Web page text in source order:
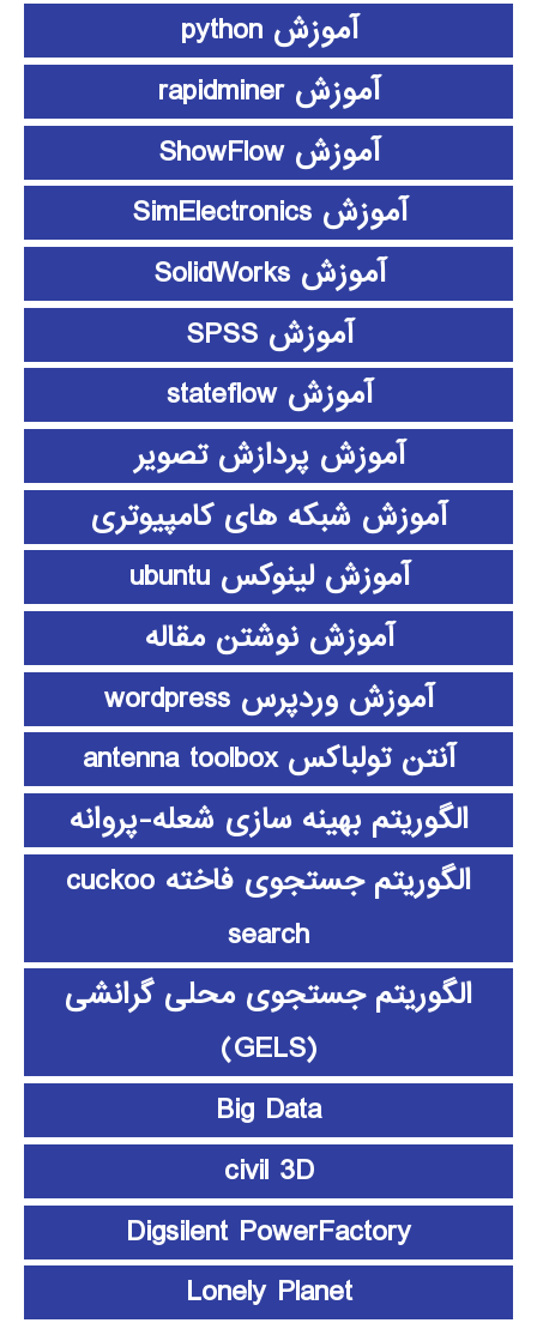
آموزش python
آموزش rapidminer
آموزش ShowFlow
آموزش SimElectronics
آموزش SolidWorks
آموزش SPSS
آموزش stateflow
آموزش پردازش تصویر
آموزش شبکه های کامپیوتری
آموزش لینوکس ubuntu
آموزش نوشتن مقاله
آموزش وردپرس wordpress
آنتن تولباکس antenna toolbox
الگوریتم بهینه سازی شعله-پروانه
الگوریتم جستجوی فاخته cuckoo
search
الگوریتم جستجوی محلی گرانشی
(GELS)
Big Data
civil 3D
Digsilent PowerFactory
Lonely Planet